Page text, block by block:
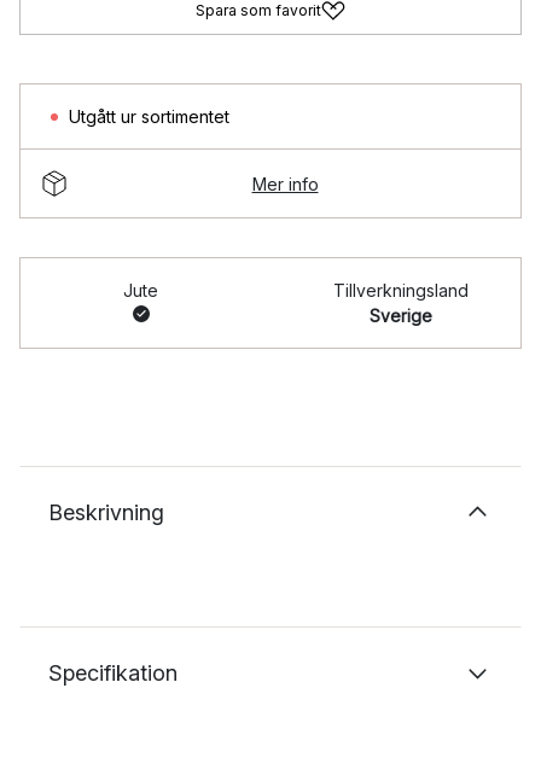
Spara som favorit
Utgått ur sortimentet
Mer info
Jute
Tillverkningsland
Sverige
Beskrivning
Specifikation